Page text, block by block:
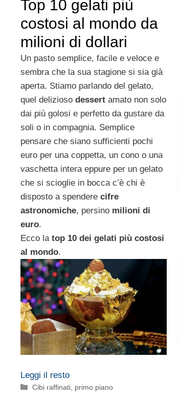
Top 10 gelati più
costosi al mondo da
milioni di dollari
Un pasto semplice, facile e veloce e
sembra che la sua stagione si sia già
aperta. Stiamo parlando del gelato,
quel delizioso dessert amato non solo
dai più golosi e perfetto da gustare da
soli o in compagnia. Semplice
pensare che siano sufficienti pochi
euro per una coppetta, un cono o una
vaschetta intera eppure per un gelato
che si scioglie in bocca c’è chi è
disposto a spendere cifre
astronomiche, persino milioni di
euro.
Ecco latop 10 dei gelati più costosi
al mondo.
Leggi il resto
Categorie
Cibi raffinati primo piano